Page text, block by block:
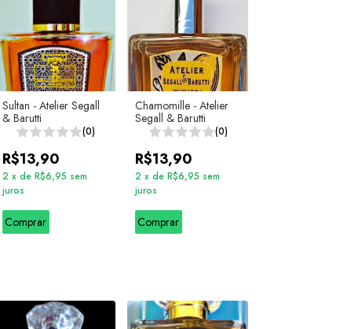
Sultan - Atelier Segall
& Barutti
(0)
R$13,90
2 x de R$6,95 sem
juros
Comprar
Chamomille - Atelier
Segall & Barutti
(0)
R$13,90
2 x de R$6,95 sem
juros
Comprar